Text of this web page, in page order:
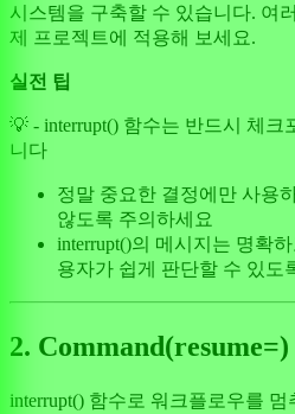
시스템을 구축할 수 있습니다. 여
제 프로젝트에 적용해 보세요.
실전 팁
💡 - interrupt() 함수는 반드시 체
니다
정말 중요한 결정에만 사용
않도록 주의하세요
interrupt()의 메시지는 명확
용자가 쉽게 판단할 수 있도
2. Command(resume=)
interrupt() 함수로 워크플로우를